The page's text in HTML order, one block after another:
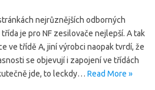
nejrůznějších odborných
je pro NF zesilovače nejlepší. A tak
ve třídě A, jiní výrobci naopak tvrdí, že
se objevují i zapojení ve třídách
jde, to leckdy… Read More »